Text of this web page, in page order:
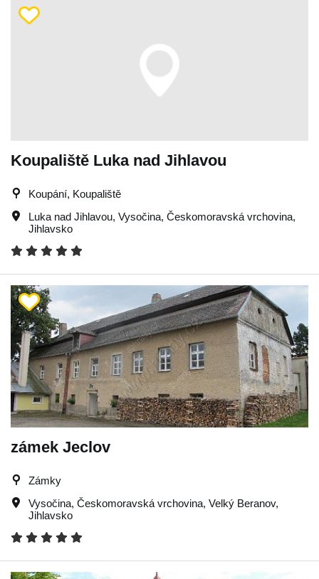
Koupaliště Luka nad Jihlavou
Koupání, Koupaliště
Luka nad Jihlavou, Vysočina, Českomoravská vrchovina,
Jihlavsko
zámek Jeclov
Zámky
Vysočina, Českomoravská vrchovina, Velký Beranov,
Jihlavsko